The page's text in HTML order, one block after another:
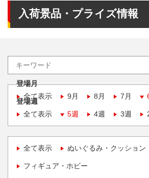
入荷景品・プライズ情報
登場月
全て表示
9月 8月 7月
登場週
全て表示
5週 4週 3週
全て表示 ぬいぐるみ・クッション
フィギュア・ホビー